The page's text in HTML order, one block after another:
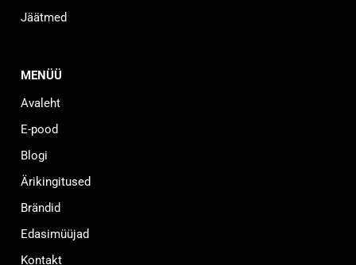
Jäätmed
MENÜÜ
Avaleht
E-pood
Blogi
Ärikingitused
Brändid
Edasimüüjad
Kontakt